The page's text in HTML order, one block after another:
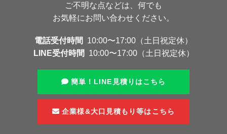
ご不明な点などは、何でも
お気軽にお問い合わせください。
電話受付時間
10:00〜17:00（土日祝定休）
LINE受付時間
10:00〜17:00（土日祝定休）
簡単！LINE見積りはこちら
企業様&大口見積もり等はこちら